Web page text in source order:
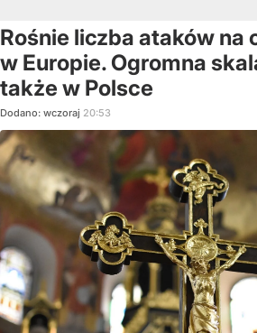
Rośnie liczba ataków na
w Europie. Ogromna
także w Polsce
Dodano: wczoraj 20:53